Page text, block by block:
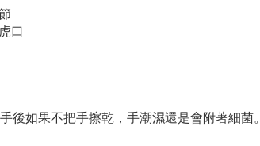
口
後如果不把手擦乾，手潮濕還是會附著細菌。